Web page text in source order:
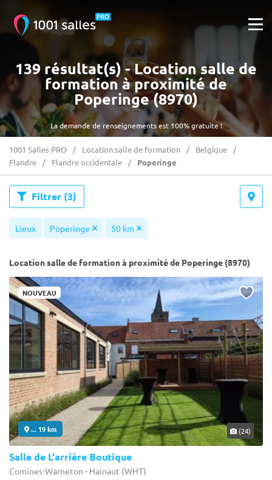
La demande de renseignements est 100% gratuite !
139 résultat(s) - Location salle de
formation à proximité de
Poperinge (8970)
1001 Salles PRO Location salle de formation
Belgique
Flandre
Flandre occidentale Poperinge
Filtrer (3)
Lieux Poperinge 50 km
Location salle de formation à proximité de Poperinge (8970)
NOUVEAU
... 19 km (24)
Salle de L'arrière Boutique
Comines-Warneton - Hainaut (WHT)